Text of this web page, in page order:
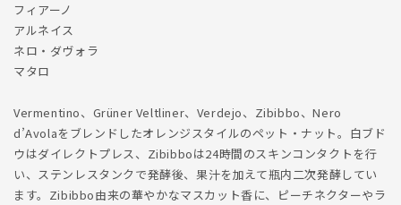
フィアーノ
アルネイス
ネロ・ダヴォラ
マタロ
Vermentino、Grüner Veltliner、Verdejo、Zibibbo、Nero
d’Avolaをブレンドしたオレンジスタイルのペット・ナット。白ブド
ウはダイレクトプレス、Zibibboは24時間のスキンコンタクトを行
い、ステンレスタンクで発酵後、果汁を加えて瓶内二次発酵してい
ます。Zibibbo由来の華やかなマスカット香に、ピーチネクターやラ